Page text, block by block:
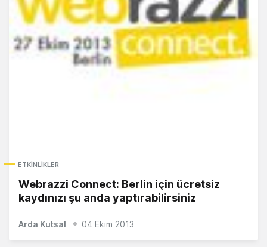
ETKINLIKLER
Webrazzi Connect: Berlin için ücretsiz
kaydınızı şu anda yaptırabilirsiniz
Arda Kutsal 04 Ekim 2013